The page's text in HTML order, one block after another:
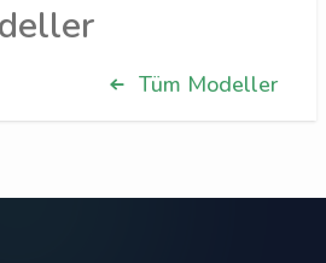
Tüm Modeller